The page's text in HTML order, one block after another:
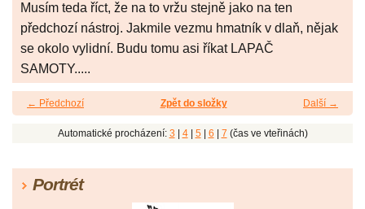
Musím teda říct, že na to vržu stejně jako na ten
předchozí nástroj. Jakmile vezmu hmatník v dlaň, nějak
se okolo vylidní. Budu tomu asi říkat LAPAČ
SAMOTY.....
← Předchozí Další →
Zpět do složky
Automatické procházení: 3 4| 5| 6 7 (čas ve vteřinách)
Portrét